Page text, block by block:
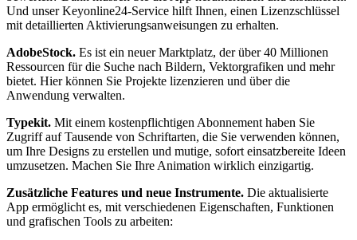
Und unser Keyonline24-Service hilft Ihnen, einen Lizenzschlüssel
mit detaillierten Aktivierungsanweisungen zu erhalten.
AdobeStock. Es ist ein neuer Marktplatz, der über 40 Millionen
Ressourcen für die Suche nach Bildern, Vektorgrafiken und mehr
bietet. Hier können Sie Projekte lizenzieren und über die
Anwendung verwalten.
Typekit. Mit einem kostenpflichtigen Abonnement haben Sie
Zugriff auf Tausende von Schriftarten, die Sie verwenden können,
um Ihre Designs zu erstellen und mutige, sofort einsatzbereite Ideen
umzusetzen. Machen Sie Ihre Animation wirklich einzigartig.
Zusätzliche Features und neue Instrumente. Die aktualisierte
App ermöglicht es, mit verschiedenen Eigenschaften, Funktionen
und grafischen Tools zu arbeiten: